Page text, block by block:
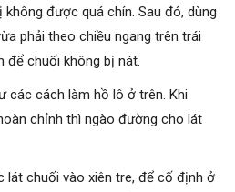
không được quá chín. Sau đó, dùng
phải theo chiều ngang trên trái
để chuối không bị nát.
các cách làm hồ lô ở trên. Khi
chỉnh thì ngào đường cho lát
lát chuối vào xiên tre, để cố định ở